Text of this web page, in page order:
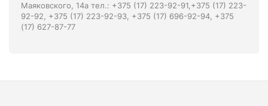
Маяковского, 14а тел.: +375 (17) 223-92-91,+375 (17) 223-
92-92, +375 (17) 223-92-93, +375 (17) 696-92-94, +375
(17) 627-87-77